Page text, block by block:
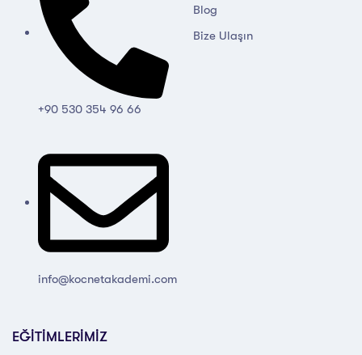
+90 530 354 96 66
info@kocnetakademi.com
Blog
Bize Ulaşın
EĞİTİMLERİMİZ